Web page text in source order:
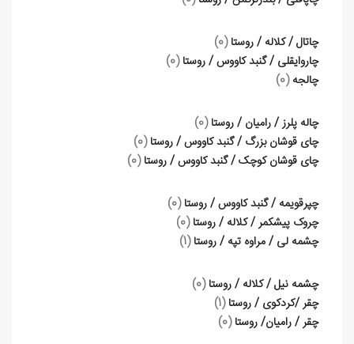
چاتال / کلاله / روستا (0)
چاروایقلی / گنبد کاووس / روستا (0)
چالجه (0)
چاله پلرز / رامیان / روستا (0)
چای قوشان بزرگ / گنبد کاووس / روستا (0)
چای قوشان کوچک / گنبد کاووس / روستا (0)
چپرقویمه / گنبد کاووس / روستا (0)
چروک پیشکمر / کلاله / روستا (0)
چشمه لی / مراوه تپه / روستا (1)
چشمه نیل / کلاله / روستا (0)
چقر /کردکوی / روستا (1)
چقر / رامیان/ روستا (0)